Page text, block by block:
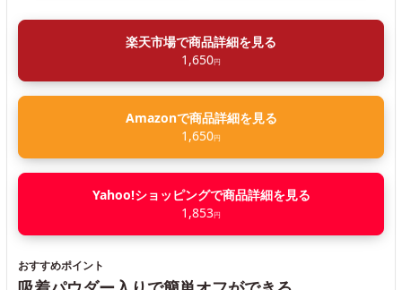
楽天市場で商品詳細を見る
1,650円
Amazonで商品詳細を見る
1,650円
Yahoo!ショッピングで商品詳細を見る
1,853円
おすすめポイント